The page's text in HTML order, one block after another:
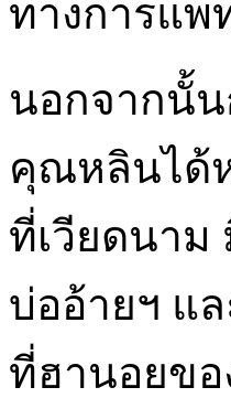
ทางการแ
นอกจากนั้น
คุณหลินได้
ที่เวียดนา
บ่ออ้ายฯ แ
ที่ฮานอยขอ